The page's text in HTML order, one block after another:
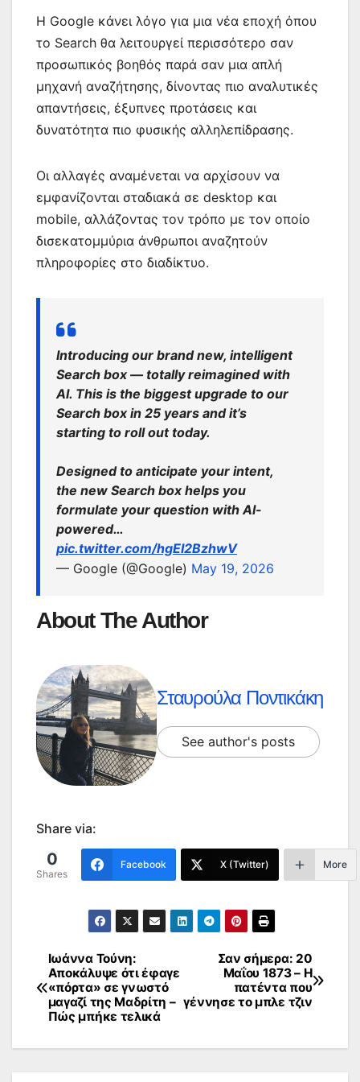
Η Google κάνει λόγο για μια νέα εποχή όπου
το Search θα λειτουργεί περισσότερο σαν
προσωπικός βοηθός παρά σαν μια απλή
μηχανή αναζήτησης, δίνοντας πιο αναλυτικές
απαντήσεις, έξυπνες προτάσεις και
δυνατότητα πιο φυσικής αλληλεπίδρασης.
Οι αλλαγές αναμένεται να αρχίσουν να
εμφανίζονται σταδιακά σε desktop και
mobile, αλλάζοντας τον τρόπο με τον οποίο
δισεκατομμύρια άνθρωποι αναζητούν
πληροφορίες στο διαδίκτυο.
Introducing our brand new, intelligent
Search box — totally reimagined with
AI. This is the biggest upgrade to our
Search box in 25 years and it’s
starting to roll out today.
Designed to anticipate your intent,
the new Search box helps you
formulate your question with AI-
powered…
pic.twitter.com/hgEI2BzhwV
— Google (@Google) May 19, 2026
About The Author
Σταυρούλα Ποντικάκη
See author's posts
Share via:
0
Shares
Facebook X (Twitter) More
Πλοήγηση
άρθρων
Σαν σήμερα: 20
Μαΐου 1873 – Η
πατέντα που
γέννησε το μπλε τζιν
Ιωάννα Τούνη:
Αποκάλυψε ότι έφαγε
«πόρτα» σε γνωστό
μαγαζί της Μαδρίτη –
Πώς μπήκε τελικά